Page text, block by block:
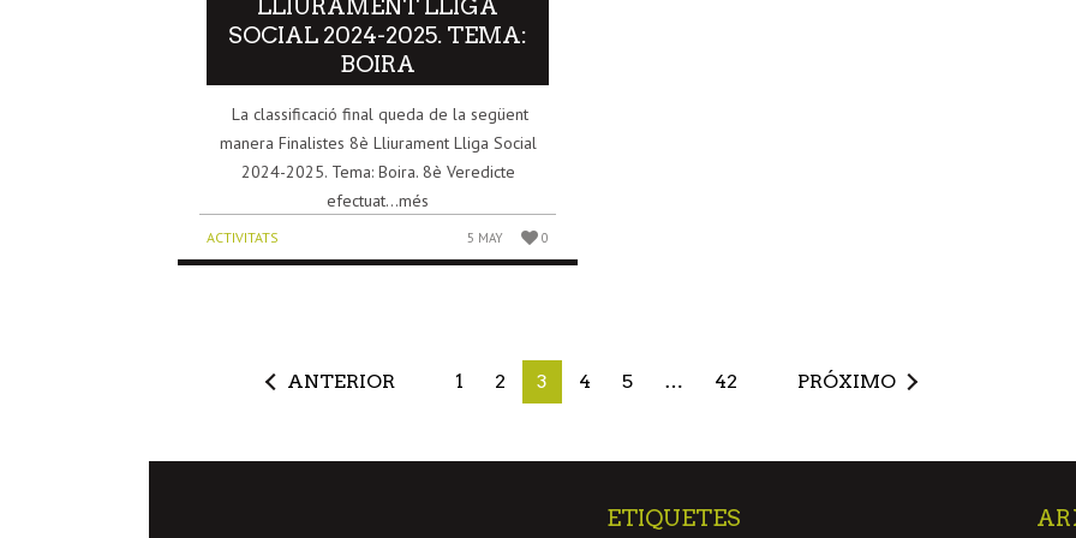
LLIURAMENT LLIGA
SOCIAL 2024-2025. TEMA:
BOIRA
La classificació final queda de la següent
manera Finalistes 8è Lliurament Lliga Social
2024-2025. Tema: Boira. 8è Veredicte
efectuat...més
ACTIVITATS 5 MAY 0
ANTERIOR 1 2 3 4 5 … 42 PRÓXIMO
ETIQUETES